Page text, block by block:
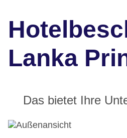
Lanka
Das bietet Ihre